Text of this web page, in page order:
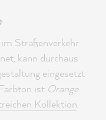
Straßenverkehr
kann durchaus
eingesetzt
ist Orange
Kollektion.